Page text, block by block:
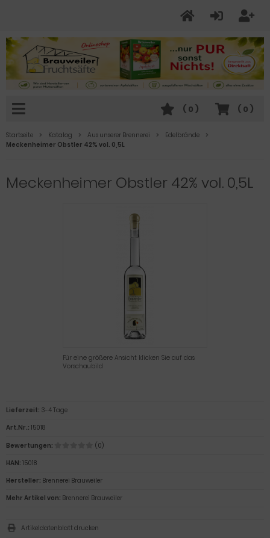
( 0 )
( 0 )
Startseite Katalog Aus unserer Brennerei
Edelbrände
Meckenheimer Obstler 42% vol. 0,5L
Meckenheimer Obstler 42% vol. 0,5L
Für eine größere Ansicht klicken Sie auf das
Vorschaubild
Lieferzeit: 3-4 Tage
Art.Nr.: 15018
Bewertungen:
(0)
HAN: 15018
Hersteller: Brennerei Brauweiler
Mehr Artikel von: Brennerei Brauweiler
Artikeldatenblatt drucken